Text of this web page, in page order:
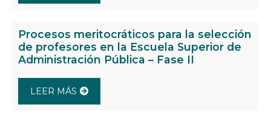
Procesos meritocráticos para la selección
de profesores en la Escuela Superior de
Administración Pública – Fase II
LEER MÁS